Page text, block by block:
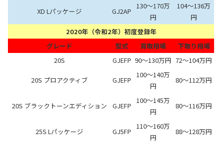
XD Lパッケージ GJ2AP
130～170万
円
104～136万
円
2020年（令和2年）初度登録年
グレード
型式 買取相場
下取り相場
20S
GJEFP 90～130万円 72～104万円
20S プロアクティブ GJEFP
100～140万
円
80～112万円
20S ブラックトーンエディション GJEFP
100～145万
円
80～116万円
25S Lパッケージ GJ5FP
110～160万
円
88～128万円